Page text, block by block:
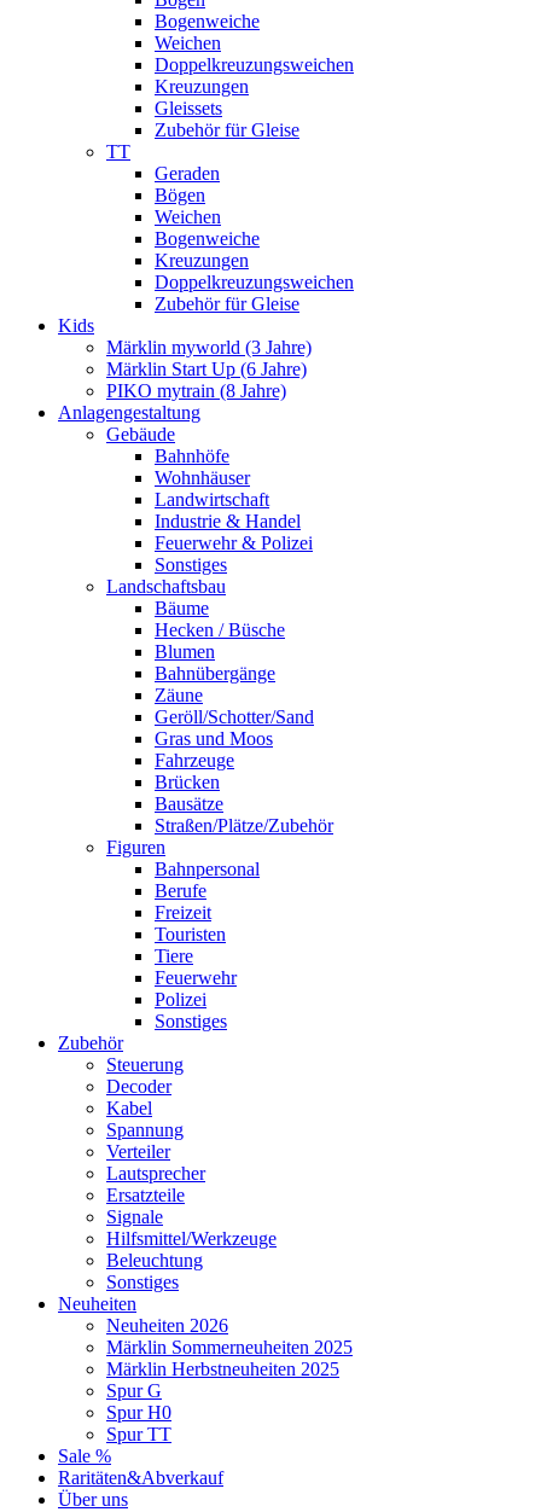
Bogenweiche
Weichen
Doppelkreuzungsweichen
Kreuzungen
Gleissets
Zubehör für Gleise
TT
Geraden
Bögen
Weichen
Bogenweiche
Kreuzungen
Doppelkreuzungsweichen
Zubehör für Gleise
Kids
Märklin myworld (3 Jahre)
Märklin Start Up (6 Jahre)
PIKO mytrain (8 Jahre)
Anlagengestaltung
Gebäude
Bahnhöfe
Wohnhäuser
Landwirtschaft
Industrie & Handel
Feuerwehr & Polizei
Sonstiges
Landschaftsbau
Bäume
Hecken / Büsche
Blumen
Bahnübergänge
Zäune
Geröll/Schotter/Sand
Gras und Moos
Fahrzeuge
Brücken
Bausätze
Straßen/Plätze/Zubehör
Figuren
Bahnpersonal
Berufe
Freizeit
Touristen
Tiere
Feuerwehr
Polizei
Sonstiges
Zubehör
Steuerung
Decoder
Kabel
Spannung
Verteiler
Lautsprecher
Ersatzteile
Signale
Hilfsmittel/Werkzeuge
Beleuchtung
Sonstiges
Neuheiten
Neuheiten 2026
Märklin Sommerneuheiten 2025
Märklin Herbstneuheiten 2025
Spur G
Spur H0
Spur TT
Sale %
Raritäten&Abverkauf
Über uns